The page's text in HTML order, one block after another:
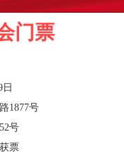
门票
日
1877号
号
票